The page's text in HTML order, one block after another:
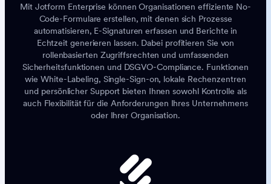
Mit Jotform Enterprise können Organisationen effiziente No-
Code-Formulare erstellen, mit denen sich Prozesse
automatisieren, E-Signaturen erfassen und Berichte in
Echtzeit generieren lassen. Dabei profitieren Sie von
rollenbasierten Zugriffsrechten und umfassenden
Sicherheitsfunktionen und DSGVO-Compliance. Funktionen
wie White-Labeling, Single-Sign-on, lokale Rechenzentren
und persönlicher Support bieten Ihnen sowohl Kontrolle als
auch Flexibilität für die Anforderungen Ihres Unternehmens
oder Ihrer Organisation.